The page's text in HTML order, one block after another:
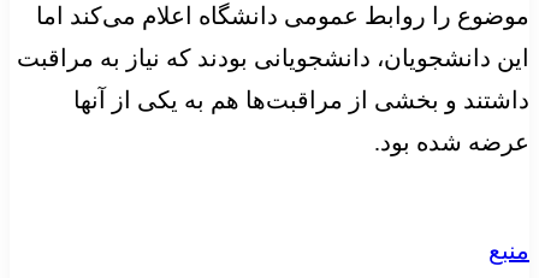
موضوع را روابط عمومی دانشگاه اعلام می‌کند اما
این دانشجویان، دانشجویانی بودند که نیاز به مراقبت
داشتند و بخشی از مراقبت‌ها هم به یکی از آنها
عرضه شده بود.
منبع